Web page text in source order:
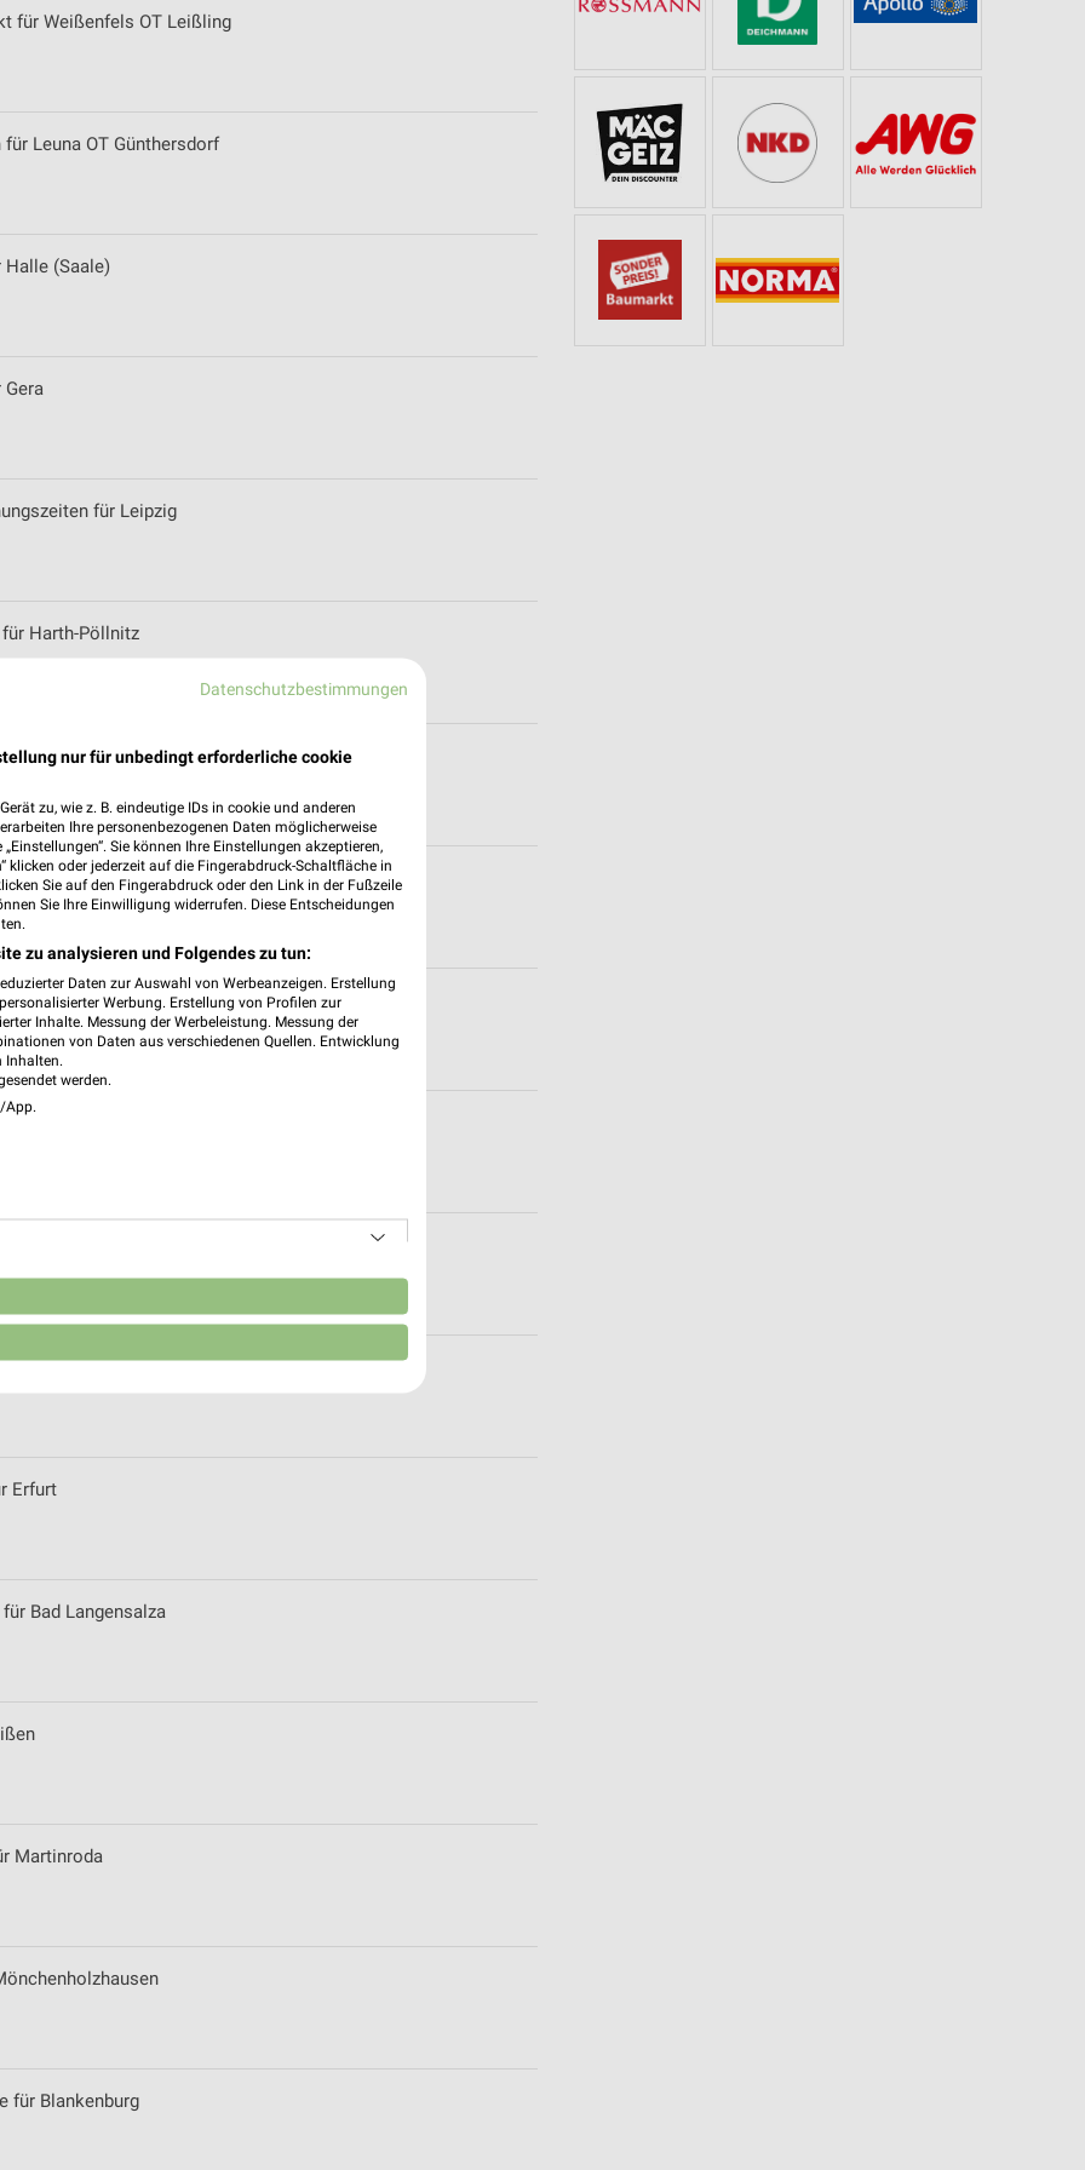
für Weißenfels OT Leißling
Leuna OT Günthersdorf
(Saale)
für Leipzig
Harth-Pöllnitz
Apolda
Edersleben
Vogtei OT Oberdorla
Erfurt
Bad Langensalza
Martinroda
für Blankenburg
Datenschutzbestimmungen
nur für unbedingt erforderliche cookie
zu, wie z. B. eindeutige IDs in cookie und anderen
Ihre personenbezogenen Daten möglicherweise
Sie können Ihre Einstellungen akzeptieren,
klicken oder jederzeit auf die Fingerabdruck-Schaltfläche in
Sie auf den Fingerabdruck oder den Link in der Fußzeile
Sie Ihre Einwilligung widerrufen. Diese Entscheidungen
zu analysieren und Folgendes zu tun:
Daten zur Auswahl von Werbeanzeigen. Erstellung
Werbung. Erstellung von Profilen zur
Inhalte. Messung der Werbeleistung. Messung der
von Daten aus verschiedenen Quellen. Entwicklung
Inhalten.
werden.
App.